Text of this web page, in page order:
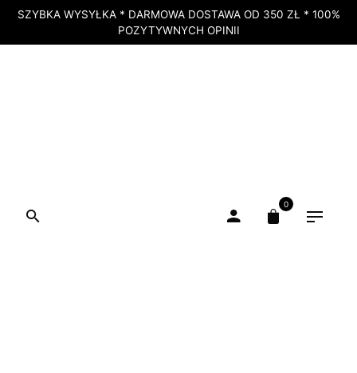
SZYBKA WYSYŁKA * DARMOWA DOSTAWA OD 350 ZŁ * 100%
POZYTYWNYCH OPINII
0